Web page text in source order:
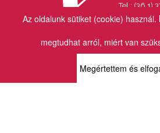
Az oldalunk sütiket (cookie) használ.
megtudhat arról, miért van
Megértettem és
Tel.: (36 1)
Fax.: (36 1)
Email: